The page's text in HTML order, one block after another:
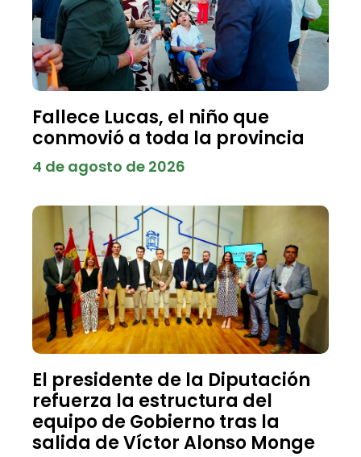
Fallece Lucas, el niño que
conmovió a toda la provincia
4 de agosto de 2026
El presidente de la Diputación
refuerza la estructura del
equipo de Gobierno tras la
salida de Víctor Alonso Monge